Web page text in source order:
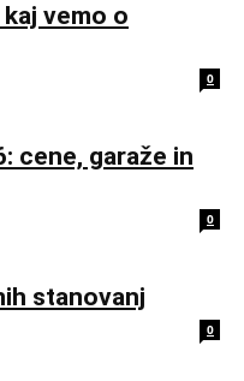
vemo o
0
cene, garaže in
0
stanovanj
0